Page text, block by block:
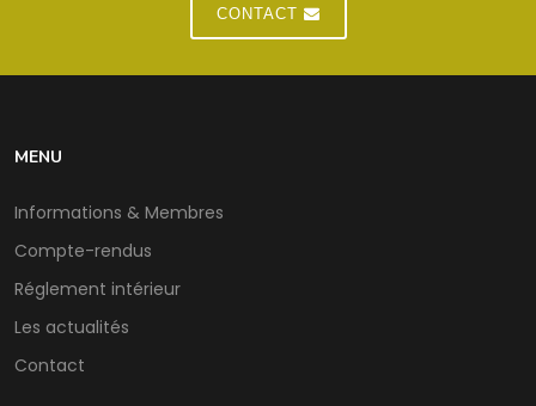
CONTACT
MENU
Informations & Membres
Compte-rendus
Réglement intérieur
Les actualités
Contact